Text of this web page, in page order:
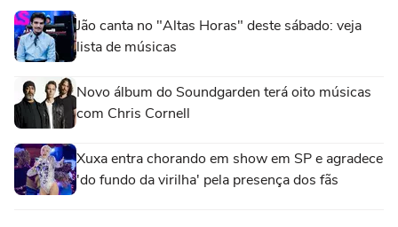
Jão canta no "Altas Horas" deste sábado: veja
lista de músicas
Novo álbum do Soundgarden terá oito músicas
com Chris Cornell
Xuxa entra chorando em show em SP e agradece
'do fundo da virilha' pela presença dos fãs